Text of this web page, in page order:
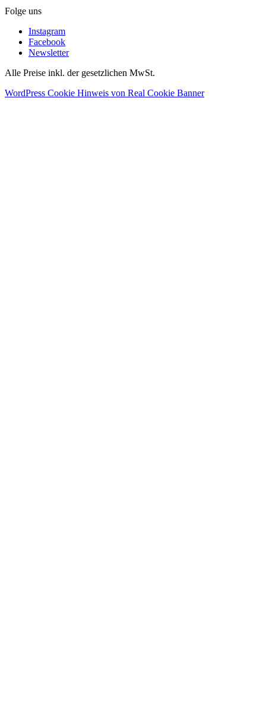
Folge uns
Instagram
Facebook
Newsletter
Alle Preise inkl. der gesetzlichen MwSt.
WordPress Cookie Hinweis von Real Cookie Banner